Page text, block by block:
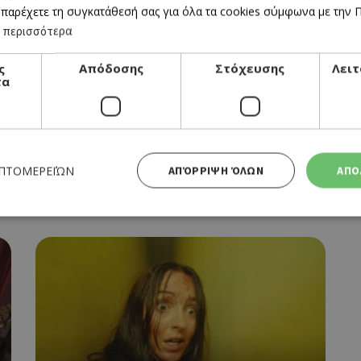
OBSESSION
09/07/2026 - 15/07/2026
τη συγκατάθεσή σας για όλα τα cookies σύμφωνα με την
Απόδοσης Στόχευσης
ΑΠΌΡΡΙΨΗ ΌΛΩΝ
Απολύτως απαραίτητα Λειτουργικότητας
cookies επιτρέπουν βασικές λειτουργίες του ιστότοπου, όπως τη σύνδεση χρήστη και τη
χρησιμοποιηθεί σωστά χωρίς τα απολύτως απαραίτητα cookies.
συνεδρία Χρησιμοποιήθηκε για σύνδεση